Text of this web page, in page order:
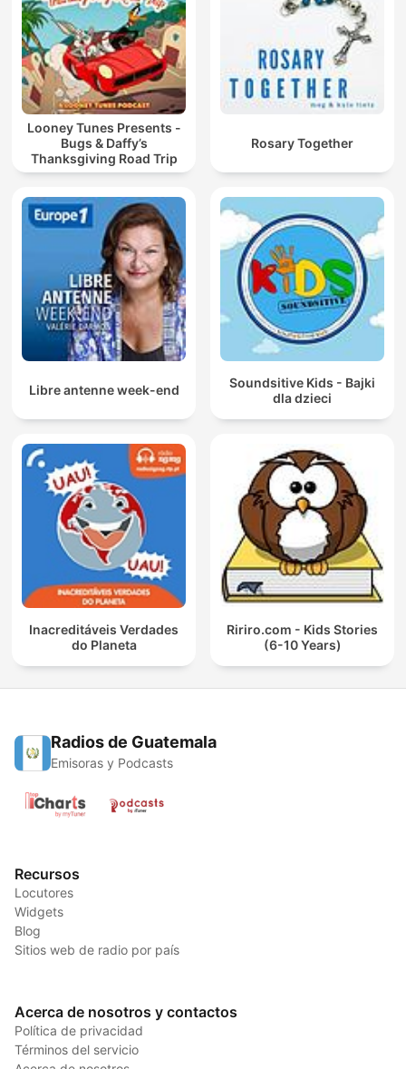
Looney Tunes Presents -
Bugs & Daffy’s
Thanksgiving Road Trip
Rosary Together
Libre antenne week-end
Soundsitive Kids - Bajki
dla dzieci
Inacreditáveis Verdades
do Planeta
Ririro.com - Kids Stories
(6-10 Years)
Radios de Guatemala
Emisoras y Podcasts
Recursos
Locutores
Widgets
Blog
Sitios web de radio por país
Acerca de nosotros y contactos
Política de privacidad
Términos del servicio